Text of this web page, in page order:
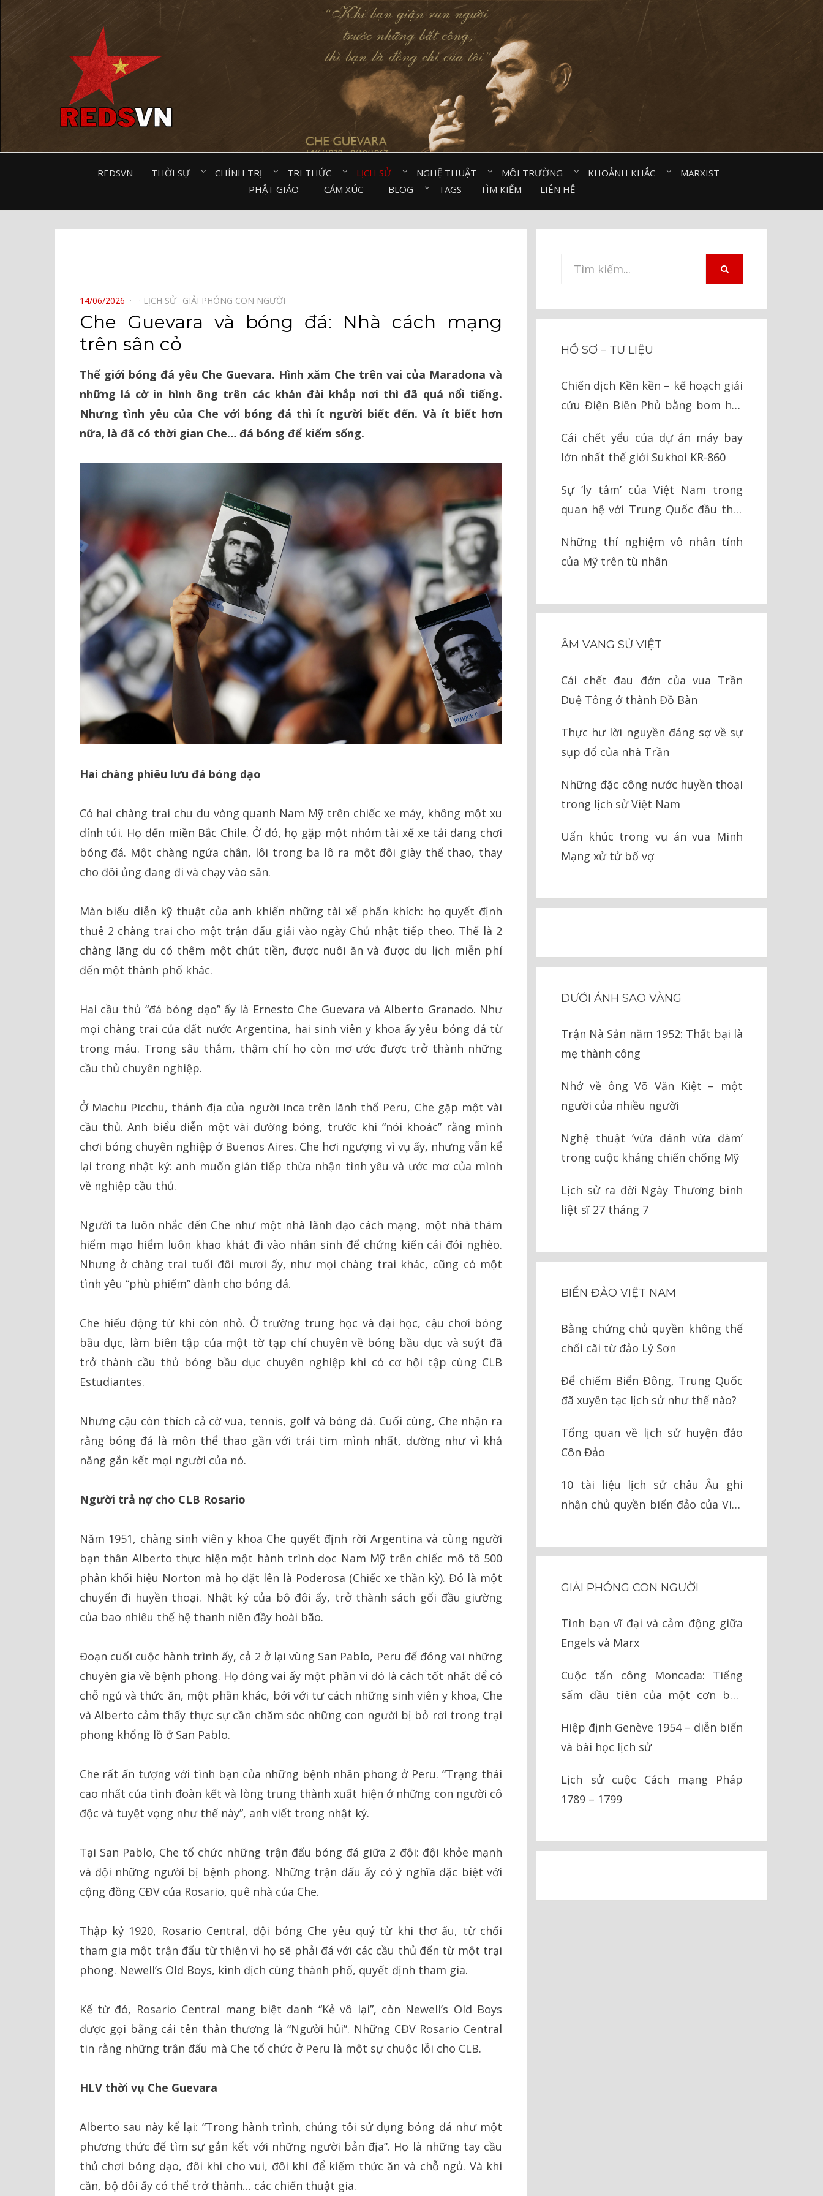
REDSVN THỜI SỰ⠀ CHÍNH TRỊ⠀ TRI THỨC⠀ LỊCH SỬ⠀ NGHỆ THUẬT⠀ MÔI TRƯỜNG⠀ KHOẢNH KHẮC⠀
MARXIST⠀
PHẬT GIÁO⠀
CẢM XÚC⠀ BLOG⠀ TAGS TÌM KIẾM LIÊN HỆ
POSTED
ON
14/06/2026 LỊCH SỬ⠀ GIẢI PHÓNG CON NGƯỜI⠀
Che Guevara và bóng đá: Nhà cách mạng
trên sân cỏ
Thế giới bóng đá yêu Che Guevara. Hình xăm Che trên vai của Maradona và
những lá cờ in hình ông trên các khán đài khắp nơi thì đã quá nổi tiếng.
Nhưng tình yêu của Che với bóng đá thì ít người biết đến. Và ít biết hơn
nữa, là đã có thời gian Che… đá bóng để kiếm sống.
Hai chàng phiêu lưu đá bóng dạo
Có hai chàng trai chu du vòng quanh Nam Mỹ trên chiếc xe máy, không một xu
dính túi. Họ đến miền Bắc Chile. Ở đó, họ gặp một nhóm tài xế xe tải đang chơi
bóng đá. Một chàng ngứa chân, lôi trong ba lô ra một đôi giày thể thao, thay
cho đôi ủng đang đi và chạy vào sân.
Màn biểu diễn kỹ thuật của anh khiến những tài xế phấn khích: họ quyết định
thuê 2 chàng trai cho một trận đấu giải vào ngày Chủ nhật tiếp theo. Thế là 2
chàng lãng du có thêm một chút tiền, được nuôi ăn và được du lịch miễn phí
đến một thành phố khác.
Hai cầu thủ “đá bóng dạo” ấy là Ernesto Che Guevara và Alberto Granado. Như
mọi chàng trai của đất nước Argentina, hai sinh viên y khoa ấy yêu bóng đá từ
trong máu. Trong sâu thẳm, thậm chí họ còn mơ ước được trở thành những
cầu thủ chuyên nghiệp.
Ở Machu Picchu, thánh địa của người Inca trên lãnh thổ Peru, Che gặp một vài
cầu thủ. Anh biểu diễn một vài đường bóng, trước khi “nói khoác” rằng mình
chơi bóng chuyên nghiệp ở Buenos Aires. Che hơi ngượng vì vụ ấy, nhưng vẫn kể
lại trong nhật ký: anh muốn gián tiếp thừa nhận tình yêu và ước mơ của mình
về nghiệp cầu thủ.
Người ta luôn nhắc đến Che như một nhà lãnh đạo cách mạng, một nhà thám
hiểm mạo hiểm luôn khao khát đi vào nhân sinh để chứng kiến cái đói nghèo.
Nhưng ở chàng trai tuổi đôi mươi ấy, như mọi chàng trai khác, cũng có một
tình yêu “phù phiếm” dành cho bóng đá.
Che hiếu động từ khi còn nhỏ. Ở trường trung học và đại học, cậu chơi bóng
bầu dục, làm biên tập của một tờ tạp chí chuyên về bóng bầu dục và suýt đã
trở thành cầu thủ bóng bầu dục chuyên nghiệp khi có cơ hội tập cùng CLB
Estudiantes.
Nhưng cậu còn thích cả cờ vua, tennis, golf và bóng đá. Cuối cùng, Che nhận ra
rằng bóng đá là môn thể thao gần với trái tim mình nhất, dường như vì khả
năng gắn kết mọi người của nó.
Người trả nợ cho CLB Rosario
Năm 1951, chàng sinh viên y khoa Che quyết định rời Argentina và cùng người
bạn thân Alberto thực hiện một hành trình dọc Nam Mỹ trên chiếc mô tô 500
phân khối hiệu Norton mà họ đặt lên là Poderosa (Chiếc xe thần kỳ). Đó là một
chuyến đi huyền thoại. Nhật ký của bộ đôi ấy, trở thành sách gối đầu giường
của bao nhiêu thế hệ thanh niên đầy hoài bão.
Đoạn cuối cuộc hành trình ấy, cả 2 ở lại vùng San Pablo, Peru để đóng vai những
chuyên gia về bệnh phong. Họ đóng vai ấy một phần vì đó là cách tốt nhất để có
chỗ ngủ và thức ăn, một phần khác, bởi với tư cách những sinh viên y khoa, Che
và Alberto cảm thấy thực sự cần chăm sóc những con người bị bỏ rơi trong trại
phong khổng lồ ở San Pablo.
Che rất ấn tượng với tình bạn của những bệnh nhân phong ở Peru. “Trạng thái
cao nhất của tình đoàn kết và lòng trung thành xuất hiện ở những con người cô
độc và tuyệt vọng như thế này”, anh viết trong nhật ký.
Tại San Pablo, Che tổ chức những trận đấu bóng đá giữa 2 đội: đội khỏe mạnh
và đội những người bị bệnh phong. Những trận đấu ấy có ý nghĩa đặc biệt với
cộng đồng CĐV của Rosario, quê nhà của Che.
Thập kỷ 1920, Rosario Central, đội bóng Che yêu quý từ khi thơ ấu, từ chối
tham gia một trận đấu từ thiện vì họ sẽ phải đá với các cầu thủ đến từ một trại
phong. Newell’s Old Boys, kình địch cùng thành phố, quyết định tham gia.
Kể từ đó, Rosario Central mang biệt danh “Kẻ vô lại”, còn Newell’s Old Boys
được gọi bằng cái tên thân thương là “Người hủi”. Những CĐV Rosario Central
tin rằng những trận đấu mà Che tổ chức ở Peru là một sự chuộc lỗi cho CLB.
HLV thời vụ Che Guevara
Alberto sau này kể lại: “Trong hành trình, chúng tôi sử dụng bóng đá như một
phương thức để tìm sự gắn kết với những người bản địa”. Họ là những tay cầu
thủ chơi bóng dạo, đôi khi cho vui, đôi khi để kiếm thức ăn và chỗ ngủ. Và khi
cần, bộ đôi ấy có thể trở thành… các chiến thuật gia.
Tìm
HỒ SƠ – TƯ LIỆU
Chiến dịch Kền kền – kế hoạch giải
cứu Điện Biên Phủ bằng bom hạt
Cái chết yểu của dự án máy bay
lớn nhất thế giới Sukhoi KR-860
Sự ‘ly tâm’ của Việt Nam trong
quan hệ với Trung Quốc đầu thời
Những thí nghiệm vô nhân tính
của Mỹ trên tù nhân
ÂM VANG SỬ VIỆT
Cái chết đau đớn của vua Trần
Duệ Tông ở thành Đồ Bàn
Thực hư lời nguyền đáng sợ về sự
sụp đổ của nhà Trần
Những đặc công nước huyền thoại
trong lịch sử Việt Nam
Uẩn khúc trong vụ án vua Minh
Mạng xử tử bố vợ
DƯỚI ÁNH SAO VÀNG
Trận Nà Sản năm 1952: Thất bại là
mẹ thành công
Nhớ về ông Võ Văn Kiệt – một
người của nhiều người
Nghệ thuật ‘vừa đánh vừa đàm’
trong cuộc kháng chiến chống Mỹ
Lịch sử ra đời Ngày Thương binh
liệt sĩ 27 tháng 7
BIỂN ĐẢO VIỆT NAM
Bằng chứng chủ quyền không thể
chối cãi từ đảo Lý Sơn
Để chiếm Biển Đông, Trung Quốc
đã xuyên tạc lịch sử như thế nào?
Tổng quan về lịch sử huyện đảo
Côn Đảo
10 tài liệu lịch sử châu Âu ghi
nhận chủ quyền biển đảo của Việt
GIẢI PHÓNG CON NGƯỜI
Tình bạn vĩ đại và cảm động giữa
Engels và Marx
Cuộc tấn công Moncada: Tiếng
sấm đầu tiên của một cơn bão
Hiệp định Genève 1954 – diễn biến
và bài học lịch sử
Lịch sử cuộc Cách mạng Pháp
1789 – 1799